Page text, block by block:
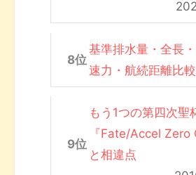
基準排水量・全長
速力・航続距離比
もう1つの第四次聖
『Fate/Accel Zero
と相違点